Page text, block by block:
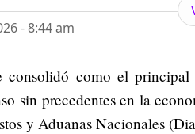
- 8:44 am
como el
sin precedentes en la
y Aduanas Nacionales